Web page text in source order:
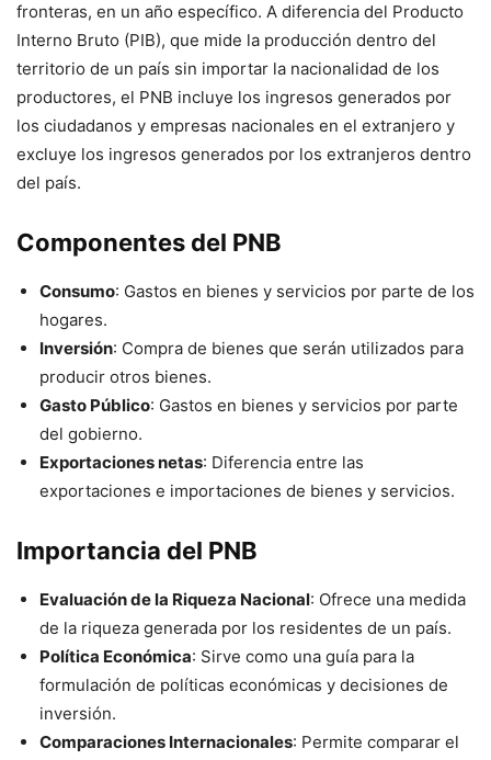
fronteras, en un año específico. A diferencia del Producto
Interno Bruto (PIB), que mide la producción dentro del
territorio de un país sin importar la nacionalidad de los
productores, el PNB incluye los ingresos generados por
los ciudadanos y empresas nacionales en el extranjero y
excluye los ingresos generados por los extranjeros dentro
del país.
Componentes del PNB
Consumo: Gastos en bienes y servicios por parte de los
hogares.
Inversión: Compra de bienes que serán utilizados para
producir otros bienes.
Gasto Público: Gastos en bienes y servicios por parte
del gobierno.
Exportaciones netas: Diferencia entre las
exportaciones e importaciones de bienes y servicios.
Importancia del PNB
Evaluación de la Riqueza Nacional: Ofrece una medida
de la riqueza generada por los residentes de un país.
Política Económica: Sirve como una guía para la
formulación de políticas económicas y decisiones de
inversión.
Comparaciones Internacionales: Permite comparar el